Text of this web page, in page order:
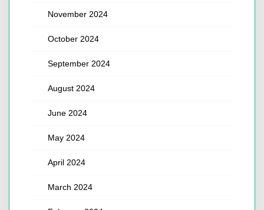
November 2024
October 2024
September 2024
August 2024
June 2024
May 2024
April 2024
March 2024